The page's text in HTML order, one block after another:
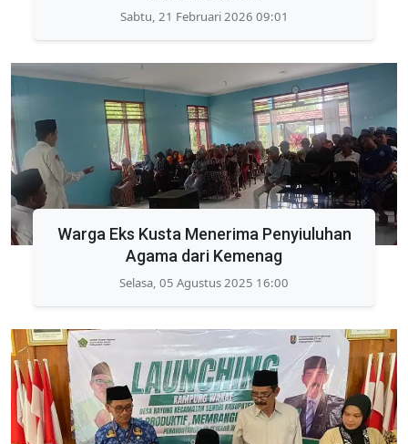
Sabtu, 21 Februari 2026 09:01
Warga Eks Kusta Menerima Penyiuluhan
Agama dari Kemenag
Selasa, 05 Agustus 2025 16:00